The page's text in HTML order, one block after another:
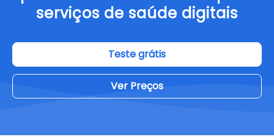
serviços de saúde digitais
Teste grátis
Ver Preços